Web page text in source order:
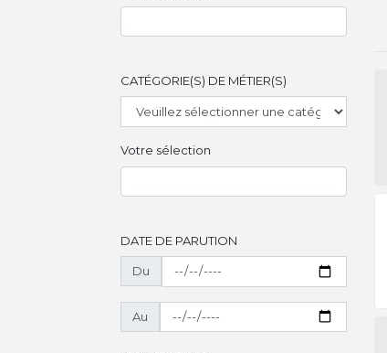
CATÉGORIE(S) DE MÉTIER(S)
Votre sélection
DATE DE PARUTION
Du
Au